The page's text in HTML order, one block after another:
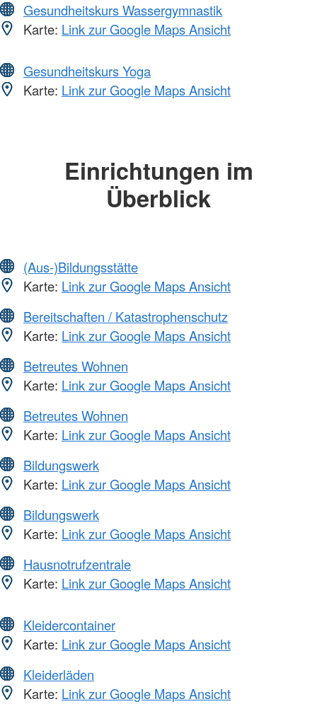
Gesundheitskurs Wassergymnastik
Karte: Link zur Google Maps Ansicht
Gesundheitskurs Yoga
Karte: Link zur Google Maps Ansicht
Einrichtungen im
Überblick
(Aus-)Bildungsstätte
Karte: Link zur Google Maps Ansicht
Bereitschaften / Katastrophenschutz
Karte: Link zur Google Maps Ansicht
Betreutes Wohnen
Karte: Link zur Google Maps Ansicht
Betreutes Wohnen
Karte: Link zur Google Maps Ansicht
Bildungswerk
Karte: Link zur Google Maps Ansicht
Bildungswerk
Karte: Link zur Google Maps Ansicht
Hausnotrufzentrale
Karte: Link zur Google Maps Ansicht
Kleidercontainer
Karte: Link zur Google Maps Ansicht
Kleiderläden
Karte: Link zur Google Maps Ansicht